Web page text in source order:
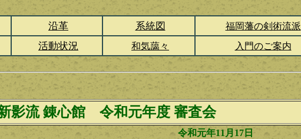
沿革 系統図 福岡藩の剣術流派
活動状況 和気藹々 入門のご案内
影流 錬心館 令和元年度 審査会
令和元年11月17日